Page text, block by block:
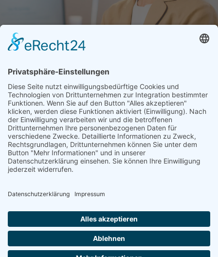
memon
Partner
memon Newsletter abonnieren